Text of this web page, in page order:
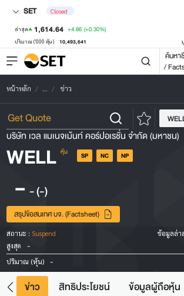
SET Closed
ล่าสุด 1,614.64 +4.86 (+0.30%)
ปริมาณ ('000 หุ้น) 10,493,641
ค้นหา
/
หน้าหลัก ... ข่าว
บริษัท เวล แมเนจเม้นท์ คอร์ปอเรชั่น จำกัด (มหาชน)
WELL หุ้น SP NC NP
- -(-)
สรุปข้อสนเทศ บจ. (Factsheet)
สถานะ : Suspend ข้อมูลล่า
สูงสุด
-
ปริมาณ (หุ้น) -
ข่าว สิทธิประโยชน์ ข้อมูลผู้ถือหุ้น